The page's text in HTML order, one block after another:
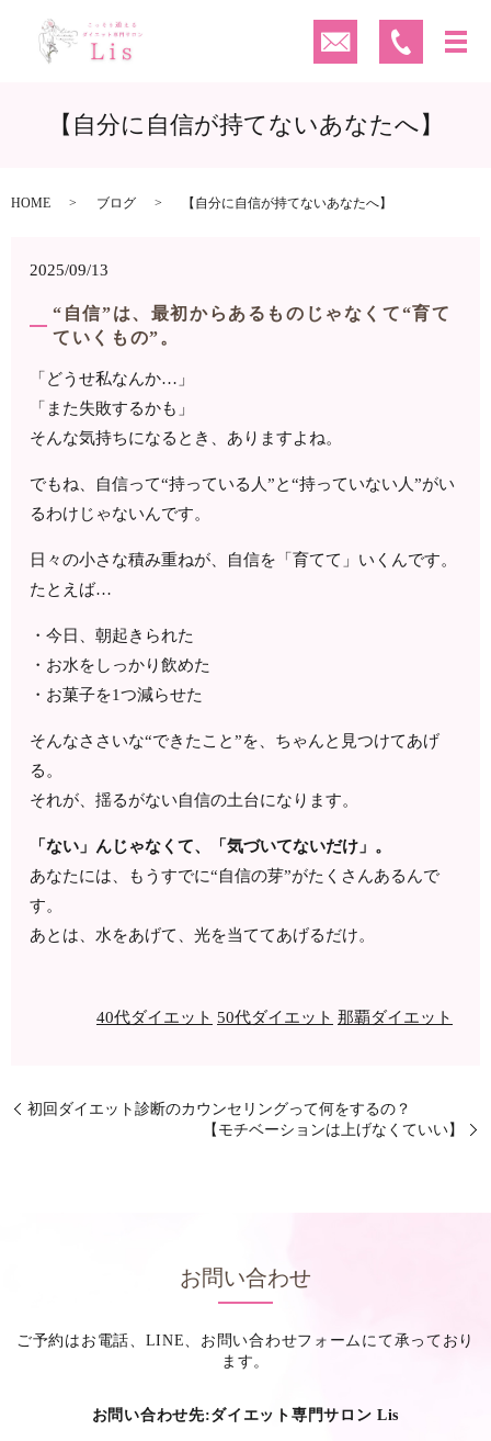
【自分に自信が持てないあなたへ】
HOME ブログ 【自分に自信が持てないあなたへ】
2025/09/13
“自信”は、最初からあるものじゃなくて“育て
ていくもの”。
「どうせ私なんか…」
「また失敗するかも」
そんな気持ちになるとき、ありますよね。
でもね、自信って“持っている人”と“持っていない人”がい
るわけじゃないんです。
日々の小さな積み重ねが、自信を「育てて」いくんです。
たとえば…
・今日、朝起きられた
・お水をしっかり飲めた
・お菓子を1つ減らせた
そんなささいな“できたこと”を、ちゃんと見つけてあげ
る。
それが、揺るがない自信の土台になります。
「ない」んじゃなくて、「気づいてないだけ」。
あなたには、もうすでに“自信の芽”がたくさんあるんで
す。
あとは、水をあげて、光を当ててあげるだけ。
40代ダイエット 50代ダイエット 那覇ダイエット
初回ダイエット診断のカウンセリングって何をするの？
【モチベーションは上げなくていい】
お問い合わせ
ご予約はお電話、LINE、お問い合わせフォームにて承っており
ます。
お問い合わせ先:ダイエット専門サロン Lis